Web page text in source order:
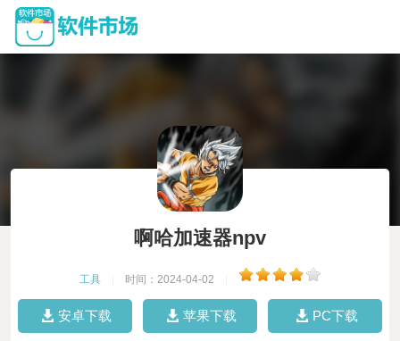
啊哈加速器npv
工具 时间：2024-04-02
安卓下载 苹果下载 PC下载